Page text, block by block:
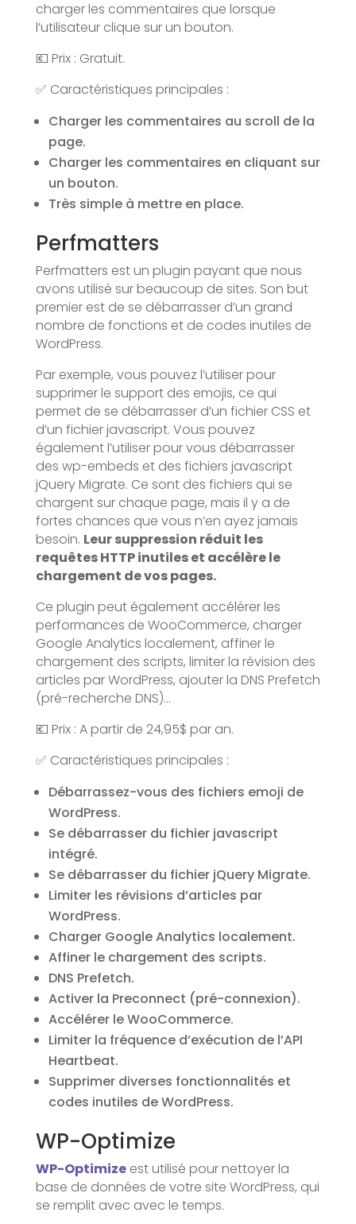
charger les commentaires que lorsque
l’utilisateur clique sur un bouton.
💶 Prix : Gratuit.
✅ Caractéristiques principales :
Charger les commentaires au scroll de la
page.
Charger les commentaires en cliquant sur
un bouton.
Très simple à mettre en place.
Perfmatters
Perfmatters est un plugin payant que nous
avons utilisé sur beaucoup de sites. Son but
premier est de se débarrasser d’un grand
nombre de fonctions et de codes inutiles de
WordPress.
Par exemple, vous pouvez l’utiliser pour
supprimer le support des emojis, ce qui
permet de se débarrasser d’un fichier CSS et
d’un fichier javascript. Vous pouvez
également l’utiliser pour vous débarrasser
des wp-embeds et des fichiers javascript
jQuery Migrate. Ce sont des fichiers qui se
chargent sur chaque page, mais il y a de
fortes chances que vous n’en ayez jamais
besoin. Leur suppression réduit les
requêtes HTTP inutiles et accélère le
chargement de vos pages.
Ce plugin peut également accélérer les
performances de WooCommerce, charger
Google Analytics localement, affiner le
chargement des scripts, limiter la révision des
articles par WordPress, ajouter la DNS Prefetch
(pré-recherche DNS)…
💶 Prix : A partir de 24,95$ par an.
✅ Caractéristiques principales :
Débarrassez-vous des fichiers emoji de
WordPress.
Se débarrasser du fichier javascript
intégré.
Se débarrasser du fichier jQuery Migrate.
Limiter les révisions d’articles par
WordPress.
Charger Google Analytics localement.
Affiner le chargement des scripts.
DNS Prefetch.
Activer la Preconnect (pré-connexion).
Accélérer le WooCommerce.
Limiter la fréquence d’exécution de l’API
Heartbeat.
Supprimer diverses fonctionnalités et
codes inutiles de WordPress.
WP-Optimize
WP-Optimizeest utilisé pour nettoyer la
base de données de votre site WordPress, qui
se remplit avec avec le temps.